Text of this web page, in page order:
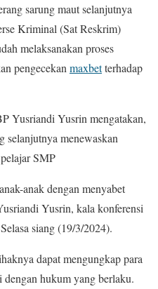
sarung maut selanjutnya
Kriminal (Sat Reskrim)
melaksanakan proses
pengecekan maxbetterhadap
Yusriandi Yusrin mengatakan,
selanjutnya menewaskan
SMP
anak dengan menyabet
Yusrin, kala konferensi
siang (19/3/2024).
dapat mengungkap para
dengan hukum yang berlaku.